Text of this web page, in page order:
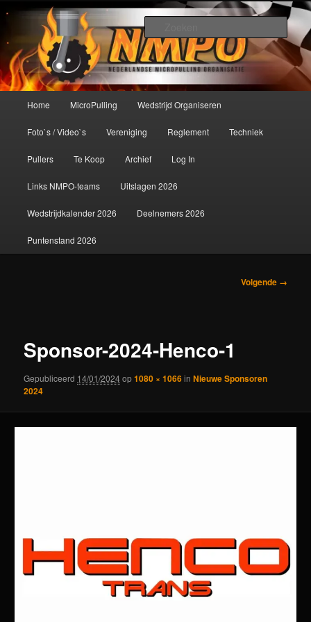
primaire
inhoudNederlandse MicroPulling
Organisatie
De meest krachtige modelbouwsport ter wereld!
Home MicroPulling Wedstrijd Organiseren
Foto`s / Video`s Vereniging Reglement Techniek
Pullers Te Koop Archief Log In
Links NMPO-teams Uitslagen 2026
Wedstrijdkalender 2026 Deelnemers 2026
Puntenstand 2026
Volgende →
Sponsor-2024-Henco-1
Gepubliceerd 14/01/2024op1080 × 1066inNieuwe Sponsoren
2024